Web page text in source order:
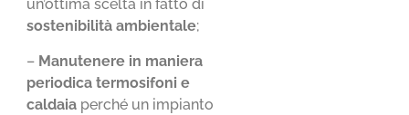
un’ottima scelta in fatto di
sostenibilità ambientale;
– Manutenere in maniera
periodica termosifoni e
caldaia perché un impianto